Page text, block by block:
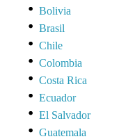
Bolivia
Brasil
Chile
Colombia
Costa Rica
Ecuador
El Salvador
Guatemala